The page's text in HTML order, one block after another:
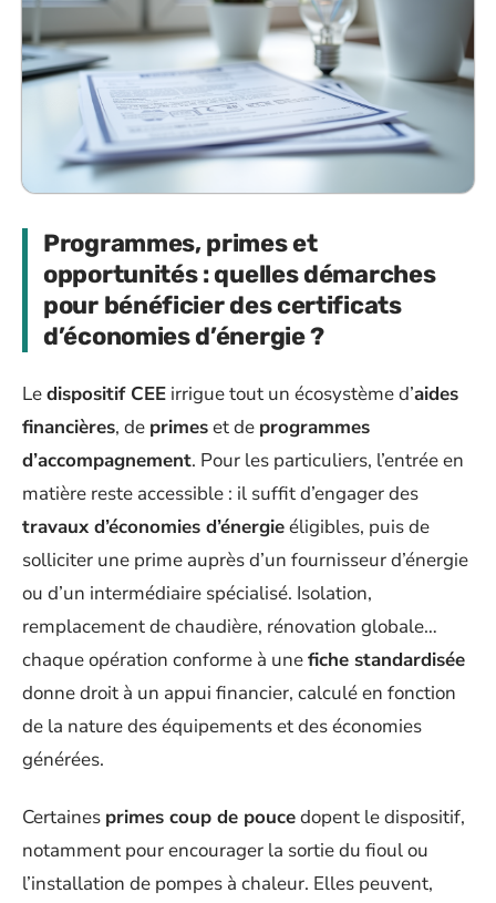
Programmes, primes et
opportunités : quelles démarches
pour bénéficier des certificats
d’économies d’énergie ?
Ledispositif CEE irrigue tout un écosystème d’aides
financières, de primeset de programmes
d’accompagnement. Pour les particuliers, l’entrée en
matière reste accessible : il suffit d’engager des
travaux d’économies d’énergieéligibles, puis de
solliciter une prime auprès d’un fournisseur d’énergie
ou d’un intermédiaire spécialisé. Isolation,
remplacement de chaudière, rénovation globale…
chaque opération conforme à unefiche standardisée
donne droit à un appui financier, calculé en fonction
de la nature des équipements et des économies
générées.
Certaines primes coup de poucedopent le dispositif,
notamment pour encourager la sortie du fioul ou
l’installation de pompes à chaleur. Elles peuvent,